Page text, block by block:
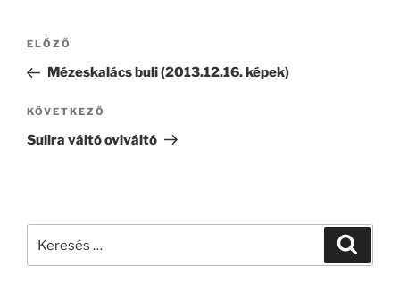
Bejegyzés
Korábbi
bejegyzés
ELŐZŐ
Mézeskalács buli (2013.12.16. képek)
Következő
bejegyzés
KÖVETKEZŐ
Sulira váltó oviváltó